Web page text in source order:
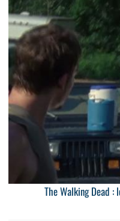
The Walking Dead :